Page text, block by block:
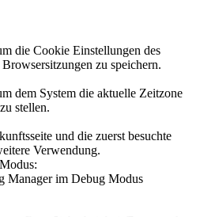
die Cookie Einstellungen des
zu speichern.
dem System die aktuelle Zeitzone
stellen.
und die zuerst besuchte
Verwendung.
Manager im Debug Modus